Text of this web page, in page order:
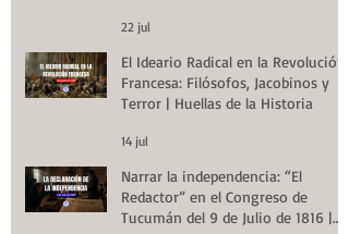
22 jul
El Ideario Radical en la Revolución
Francesa: Filósofos, Jacobinos y
Terror | Huellas de la Historia
14 jul
Narrar la independencia: “El
Redactor” en el Congreso de
Tucumán del 9 de Julio de 1816 |